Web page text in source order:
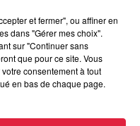
(Syndicat d'Initiative
et proposons la
du folklore Alsacien à
- place de la victoire
moment de
et fermer", ou affiner en
dans "Gérer mes choix".
sur "Continuer sans
que pour ce site. Vous
consentement à tout
en bas de chaque page.